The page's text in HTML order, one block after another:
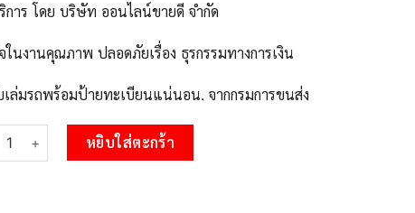
การ โดย บริษัท ออนไลน์ขายดี จำกัด
ในงานคุณภาพ ปลอดภัยเรื่อง ธุรกรรมทางการเงิน
เล่มรถพร้อมป้ายทะเบียนแน่นอน. จากกรมการขนส่ง
วน 15.Okdee ทะเบียน 3030 – 2ขน 3030 สวยสำหรับรถคุณ ผลรวมดี 15
หยิบใส่ตะกร้า